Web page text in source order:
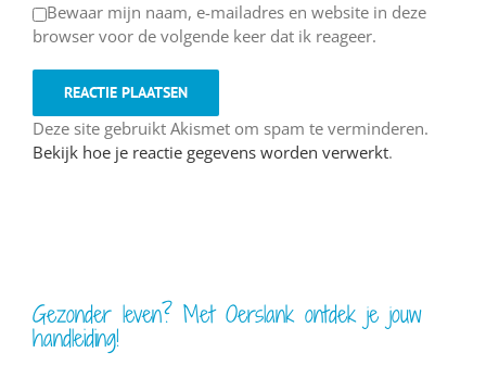
Bewaar mijn naam, e-mailadres en website in deze
browser voor de volgende keer dat ik reageer.
Deze site gebruikt Akismet om spam te verminderen.
Bekijk hoe je reactie gegevens worden verwerkt.
Gezonder leven? Met Oerslank ontdek je jouw
handleiding!